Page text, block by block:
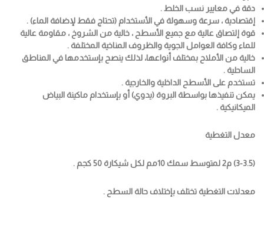
دقة في معايير نسب الخلط .
إقتصادية ، سرعة وسهولة في الأستخدام (تحتاج فقط لإضافة الماء) .
قوة إلتصاق عالية مع جميع الأسطح ، خالية من الشروخ ، مقاومة عالية
للماء وكافة العوامل الجوية والظروف المناخية المختلفة .
خالية من الأملاح بمختلف أنواعها، لذلك ينصح بإستخدمها في المناطق
الساحلية .
تستخدم على الأسطح الداخلية والخارجية .
يمكن تنفيذها بواسطة البروة (يدوي) أو بإستخدام ماكينة البياض
الميكانيكية .
معدل التغطية
(3-3.5) م2 لمتوسط سمك 10مم لكل شيكارة 50 كجم .
معدلات التغطية تختلف بإختلاف حالة السطح .